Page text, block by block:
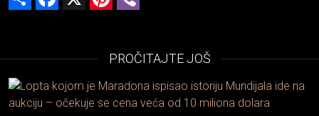
PROČITAJTE JOŠ